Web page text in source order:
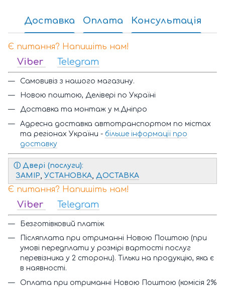
Доставка Оплата Консультація
Є питання? Напишіть нам!
Viber Telegram
Самовивіз з нашого магазину.
Новою поштою, Делівері по Україні
Доставка та монтаж у м.Дніпро
Адресна доставка автотранспортом по містах
та регіонах України - більше інформації про
доставку
ⓘ Двері (послуги):
ЗАМІР, УСТАНОВКА, ДОСТАВКА
Є питання? Напишіть нам!
Viber Telegram
Безготівковий платіж
Післяплата при отриманні Новою Поштою (при
умові передплати у розмірі вартості послуг
перевізника у 2 сторони). Тільки на продукцію, яка є
в наявності.
Оплата при отриманні Новою Поштою (комісія 2%